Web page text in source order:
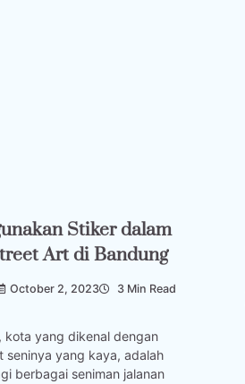
Stiker dalam
Art di Bandung
October 2, 2023
3 Min Read
kota yang dikenal dengan
seninya yang kaya, adalah
berbagai seniman jalanan